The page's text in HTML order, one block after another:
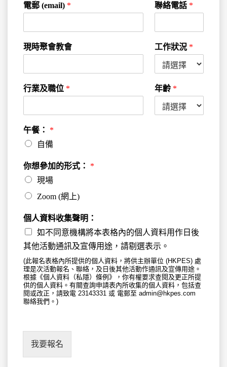
電郵 (email) * 聯絡電話 *
現時聚會教會 工作狀況 *
行業及職位 * 年齡 *
午餐： *
自備
你想參加的形式： *
現場
Zoom (網上)
個人資料收集聲明：
如不同意機構將本表格內的個人資料用作日後
其他活動通訊及宣傳用途，請剔選表示。
(此報名表格內所提供的個人資料，將供主辦單位 (HKPES) 處
理是次活動報名、聯絡，及日後其他活動作通訊及宣傳用途。
根據《個人資料（私隱）條例》，你有權要求查閱及更正所提
供的個人資料。有關查詢申請表內所收集的個人資料，包括查
閱或改正，請致電 23143331 或 電郵至 admin@hkpes.com
聯絡我們。)
我要報名